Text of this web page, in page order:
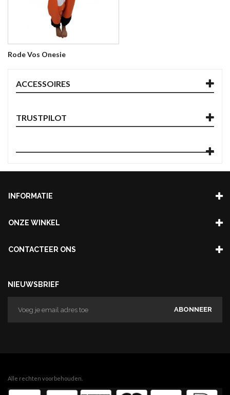
Rode Vos Onesie
ACCESSOIRES
TRUSTPILOT
INFORMATIE
ONZE WINKEL
CONTACTEER ONS
NIEUWSBRIEF
ABONNEER
Alle rechten voorbehouden.